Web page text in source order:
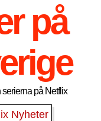
på Netflix
Nyheter